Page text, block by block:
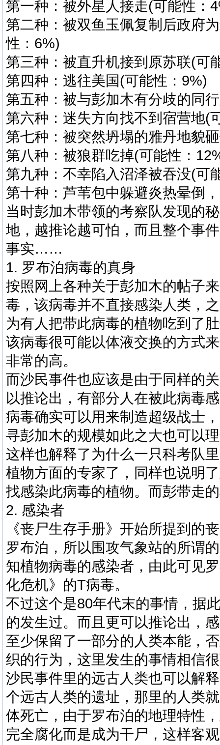
第一种：被外星人接走(可能性：
第二种：被双鱼玉佩复制后政府
性：6%)
第三种：被直升机接到原苏联(可
第四种：逃往美国(可能性：9%)
第五种：被与彭加木有分歧的同
第六种：迷失方向找不到宿营地(
第七种：被突然坍塌的雅丹地貌
第八种：被狼群吃掉(可能性：
第九种：不幸陷入沼泽被吞没(可
第十种：芦苇包中躲避炎热晕倒
当时彭加木带领的考察队发现的
地，越推论越可怕，而且整个事
事实……
1. 罗布泊病毒的真身
按照网上各种关于彭加木的帖子
毒，该病毒并不直接感染人类，
为有人把带此病毒的植物吃到了
该病毒很可能以体液交换的方式
非常的高。
而沙民事件也应该是由于同样的
以推论出，有部分人在被此病毒
病毒确实可以用来制造超级战士
寻彭加木的规模如此之大也可以
这样也解释了为什么一只科考队
植物方面的专家了，同样也说明
找感染此病毒的植物。而彭带走
2. 感染者
《丧尸生存手册》开始所提到的
罗布泊，所以围攻气象站的所谓
知植物病毒的感染者，由此可见
化危机》的T病毒。
不过这个是80年代末的事情，据
的发生过。而且更可以推论出，
至少保留了一部分的人类本能，
织的行为，这里发生的事情相信
沙民事件里的远古人类也可以解
个远古人类的遗址，那里的人类
体死亡，由于罗布泊的地理特性
完全腐化而是成为干尸，这样客